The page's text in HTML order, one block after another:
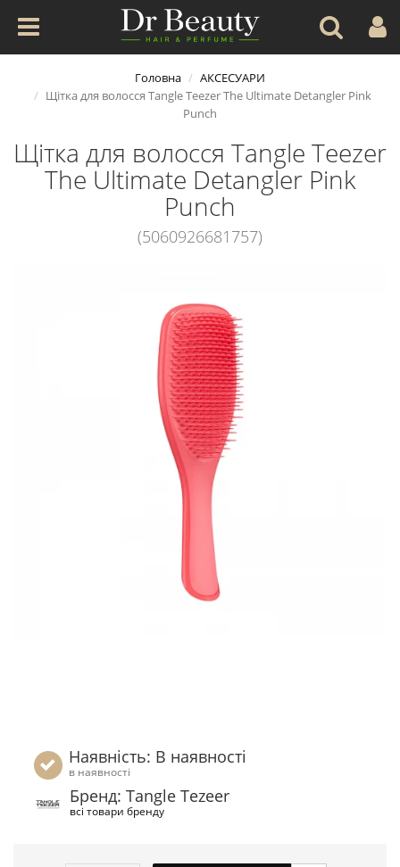
Головна
АКСЕСУАРИ
Щітка для волосся Tangle Teezer The Ultimate Detangler Pink
Punch
Щітка для волосся Tangle Teezer
The Ultimate Detangler Pink
Punch
(5060926681757)
Наявність: В наявності
в наявності
Бренд: Tangle Tezeer
всі товари бренду